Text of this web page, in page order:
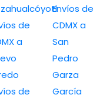
de
a
de
Envíos de
CDMX a
San
Pedro
Garza
García